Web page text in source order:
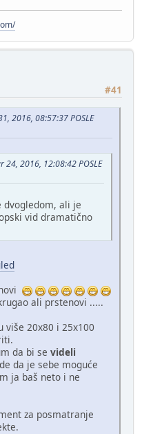
#41
2016, 08:57:37 POSLE
24, 2016, 12:08:42 POSLE
dvogledom, ali je
vid dramatično
ali prstenovi .....
više 20x80 i 25x100
da bi se videli
da je sebe moguće
ja baš neto i ne
za posmatranje